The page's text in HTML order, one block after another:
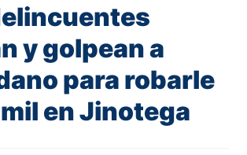
y golpean a
para robarle
en Jinotega